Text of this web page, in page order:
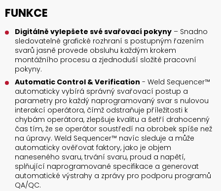
FUNKCE
Digitálně vylepšete své svařovací pokyny – Snadno
sledovatelné grafické rozhraní s postupným řazením
svarů jasně provede obsluhu každým krokem
montážního procesu a zjednoduší složité pracovní
pokyny.
Automatic Control & Verification - Weld Sequencer™
automaticky vybírá správný svařovací postup a
parametry pro každý naprogramovaný svar s nulovou
interakcí operátora, čímž odstraňuje příležitosti k
chybám operátora, zlepšuje kvalitu a šetří drahocenný
čas tím, že se operátor soustředí na obrobek spíše než
na úpravy. Weld Sequencer™ navíc sleduje a může
automaticky ověřovat faktory, jako je objem
naneseného svaru, trvání svaru, proud a napětí,
splňující naprogramované specifikace a generovat
automatické výstrahy a zprávy pro podporu programů
QA/QC.